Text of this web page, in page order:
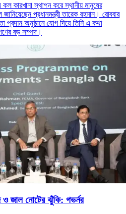
কল কারখানা স্থাপন করে স্থানীয় মানুষের
প্রধানমন্ত্রী তারেক রহমান। রোববার
প্রদান অনুষ্ঠানে যোগ দিয়ে তিনি এ কথা
বড় সম্পদ।
ও জাল নোটের ঝুঁকি: গভর্নর